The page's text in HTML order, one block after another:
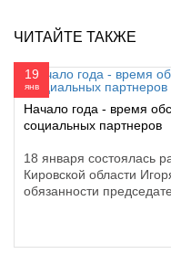
ЧИТАЙТЕ ТАКЖЕ
19
янв
Начало года - время
социальных партнеров
18 января состоялась
Кировской области
обязанности